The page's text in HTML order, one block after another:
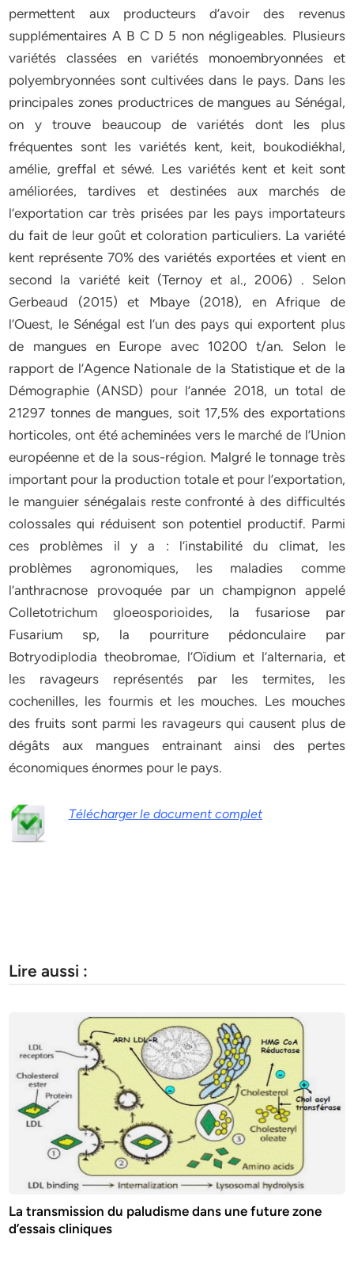
permettent aux producteurs d’avoir des revenus
supplémentaires A B C D 5 non négligeables. Plusieurs
variétés classées en variétés monoembryonnées et
polyembryonnées sont cultivées dans le pays. Dans les
principales zones productrices de mangues au Sénégal,
on y trouve beaucoup de variétés dont les plus
fréquentes sont les variétés kent, keit, boukodiékhal,
amélie, greffal et séwé. Les variétés kent et keit sont
améliorées, tardives et destinées aux marchés de
l’exportation car très prisées par les pays importateurs
du fait de leur goût et coloration particuliers. La variété
kent représente 70% des variétés exportées et vient en
second la variété keit (Ternoy et al., 2006) . Selon
Gerbeaud (2015) et Mbaye (2018), en Afrique de
l’Ouest, le Sénégal est l’un des pays qui exportent plus
de mangues en Europe avec 10200 t/an. Selon le
rapport de l’Agence Nationale de la Statistique et de la
Démographie (ANSD) pour l’année 2018, un total de
21297 tonnes de mangues, soit 17,5% des exportations
horticoles, ont été acheminées vers le marché de l’Union
européenne et de la sous-région. Malgré le tonnage très
important pour la production totale et pour l’exportation,
le manguier sénégalais reste confronté à des difficultés
colossales qui réduisent son potentiel productif. Parmi
ces problèmes il y a : l’instabilité du climat, les
problèmes agronomiques, les maladies comme
l’anthracnose provoquée par un champignon appelé
Colletotrichum gloeosporioides, la fusariose par
Fusarium sp, la pourriture pédonculaire par
Botryodiplodia theobromae, l’Oïdium et l’alternaria, et
les ravageurs représentés par les termites, les
cochenilles, les fourmis et les mouches. Les mouches
des fruits sont parmi les ravageurs qui causent plus de
dégâts aux mangues entrainant ainsi des pertes
économiques énormes pour le pays.
Télécharger le document complet
Lire aussi :
La transmission du paludisme dans une future zone
d’essais cliniques